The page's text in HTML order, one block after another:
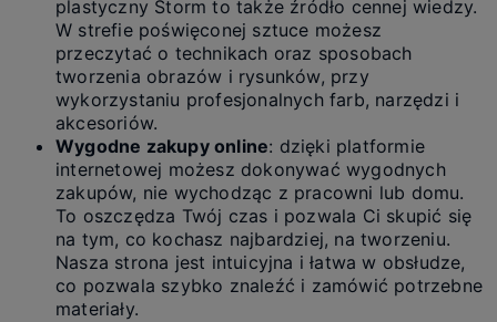
plastyczny Storm to także źródło cennej wiedzy.
W strefie poświęconej sztuce możesz
przeczytać o technikach oraz sposobach
tworzenia obrazów i rysunków, przy
wykorzystaniu profesjonalnych farb, narzędzi i
akcesoriów.
Wygodne zakupy online: dzięki platformie
internetowej możesz dokonywać wygodnych
zakupów, nie wychodząc z pracowni lub domu.
To oszczędza Twój czas i pozwala Ci skupić się
na tym, co kochasz najbardziej, na tworzeniu.
Nasza strona jest intuicyjna i łatwa w obsłudze,
co pozwala szybko znaleźć i zamówić potrzebne
materiały.